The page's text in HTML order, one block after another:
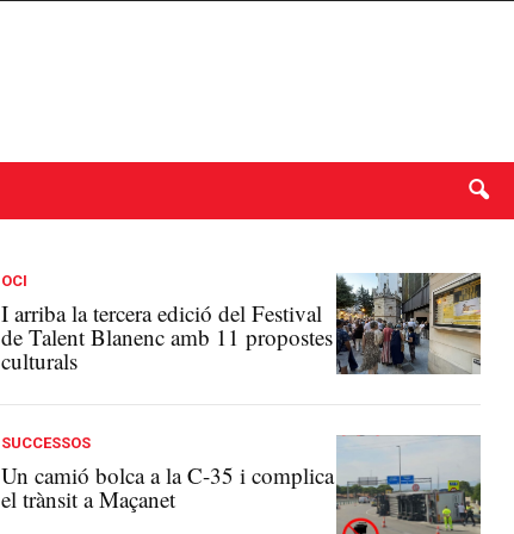
OCI
I arriba la tercera edició del Festival
de Talent Blanenc amb 11 propostes
culturals
SUCCESSOS
Un camió bolca a la C-35 i complica
el trànsit a Maçanet